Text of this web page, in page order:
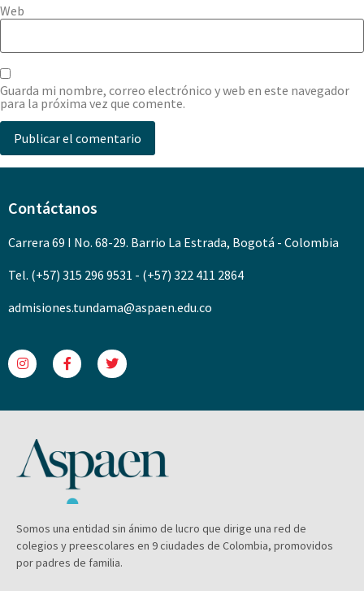
Web
Guarda mi nombre, correo electrónico y web en este navegador
para la próxima vez que comente.
Contáctanos
Carrera 69 I No. 68-29. Barrio La Estrada, Bogotá - Colombia
Tel. (+57) 315 296 9531 - (+57) 322 411 2864
admisiones.tundama@aspaen.edu.co
Somos una entidad sin ánimo de lucro que dirige una red de
colegios y preescolares en 9 ciudades de Colombia, promovidos
por padres de familia.